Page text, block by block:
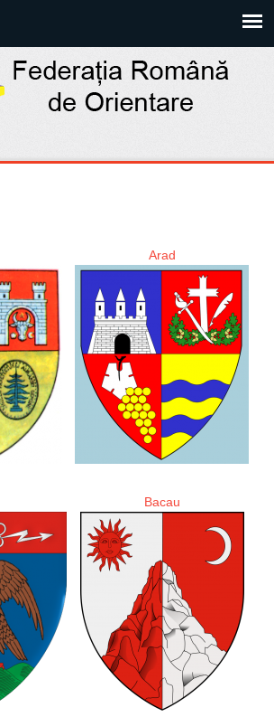
Arad
Bacau